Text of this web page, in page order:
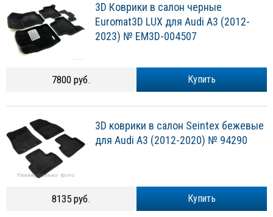
3D Коврики в салон черные
Euromat3D LUX для Audi A3 (2012-
2023) № EM3D-004507
Купить
7800 руб.
3D коврики в салон Seintex бежевые
для Audi A3 (2012-2020) № 94290
Купить
8135 руб.